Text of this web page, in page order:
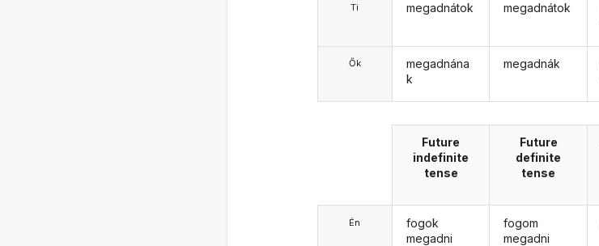
Ti
Ők
megadnátok
megadnána
k
megadnátok
megadnák
Én
Future
indefinite
tense
fogok
megadni
Future
definite
tense
fogom
megadni